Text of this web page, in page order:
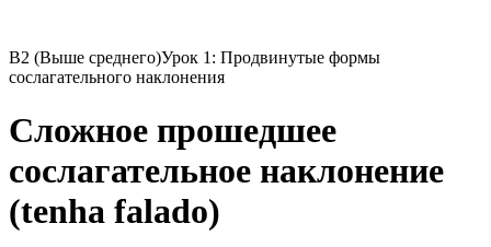
B2 (Выше среднего)Урок 1: Продвинутые формы
сослагательного наклонения
Сложное прошедшее
сослагательное наклонение
(tenha falado)